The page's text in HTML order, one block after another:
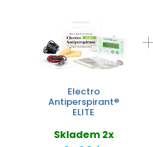
Electro
Antiperspirant®
ELITE
Skladem 2x